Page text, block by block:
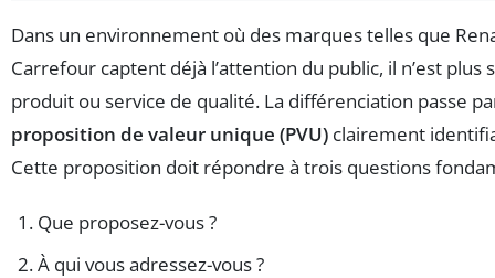
Dans un environnement où des marques telles que
Carrefour captent déjà l’attention du public, il n’est plus
produit ou service de qualité. La différenciation passe
proposition de valeur unique (PVU) clairement
Cette proposition doit répondre à trois questions
Que proposez-vous ?
À qui vous adressez-vous ?